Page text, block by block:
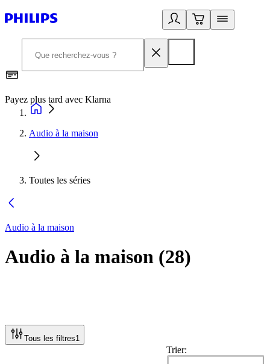
Payez plus tard avec Klarna
Audio à la maison
Toutes les séries
Audio à la maison
Audio à la maison (28)
Tous les filtres1
Trier: